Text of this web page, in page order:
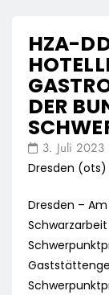
HZA-
DER
3. Juli 2023
Dresden (ots)
Dresden –